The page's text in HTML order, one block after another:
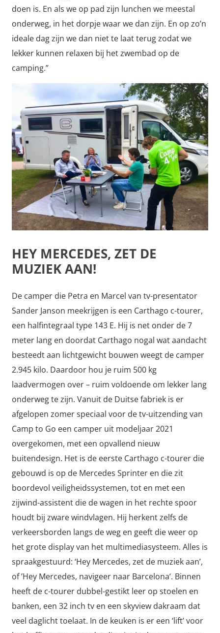
doen is. En als we op pad zijn lunchen we meestal
onderweg, in het dorpje waar we dan zijn. En op zo’n
ideale dag zijn we dan niet te laat terug zodat we
lekker kunnen relaxen bij het zwembad op de
camping.”
HEY MERCEDES, ZET DE
MUZIEK AAN!
De camper die Petra en Marcel van tv-presentator
Sander Janson meekrijgen is een Carthago c-tourer,
een halfintegraal type 143 E. Hij is net onder de 7
meter lang en doordat Carthago nogal wat aandacht
besteedt aan lichtgewicht bouwen weegt de camper
2.945 kilo. Daardoor hou je ruim 500 kg
laadvermogen over – ruim voldoende om lekker lang
onderweg te zijn. Vanuit de Duitse fabriek is er
afgelopen zomer speciaal voor de tv-uitzending van
Camp to Go een camper uit modeljaar 2021
overgekomen, met een opvallend nieuw
buitendesign. Het is de eerste Carthago c-tourer die
gebouwd is op de Mercedes Sprinter en die zit
boordevol veiligheidssystemen, tot en met een
zijwind-assistent die de wagen in het rechte spoor
houdt bij zware windvlagen. Hij herkent zelfs de
verkeersborden langs de weg en geeft die weer op
het grote display van het multimediasysteem. Alles is
spraakgestuurd: ‘Hey Mercedes, zet de muziek aan’,
of ’Hey Mercedes, navigeer naar Barcelona‘. Binnen
heeft de c-tourer dubbel-gestikt leer op stoelen en
banken, een 32 inch tv en een skyview dakraam dat
veel daglicht toelaat. In de keuken is er een ‘lift’ voor